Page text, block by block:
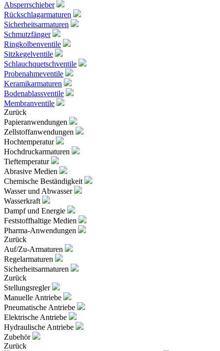
Absperrschieber
Rückschlagarmaturen
Sicherheitsarmaturen
Schmutzfänger
Ringkolbenventile
Sitzkegelventile
Schlauchquetschventile
Probenahmeventile
Keramikarmaturen
Bodenablassventile
Membranventile
Zurück
Papieranwendungen
Zellstoffanwendungen
Hochtemperatur
Hochdruckarmaturen
Tieftemperatur
Abrasive Medien
Chemische Beständigkeit
Wasser und Abwasser
Wasserkraft
Dampf und Energie
Feststoffhaltige Medien
Pharma-Anwendungen
Zurück
Auf/Zu-Armaturen
Regelarmaturen
Sicherheitsarmaturen
Zurück
Stellungsregler
Manuelle Antriebe
Pneumatische Antriebe
Elektrische Antriebe
Hydraulische Antriebe
Zubehör
Zurück